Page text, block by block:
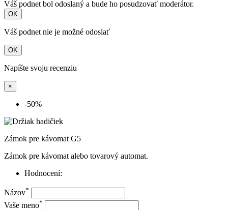
Váš podnet bol odoslaný a bude ho posudzovať moderátor.
OK
Váš podnet nie je možné odoslať
OK
Napíšte svoju recenziu
×
-50%
Zámok pre kávomat G5
Zámok pre kávomat alebo tovarový automat.
Hodnocení:
Názov*
Vaše meno*